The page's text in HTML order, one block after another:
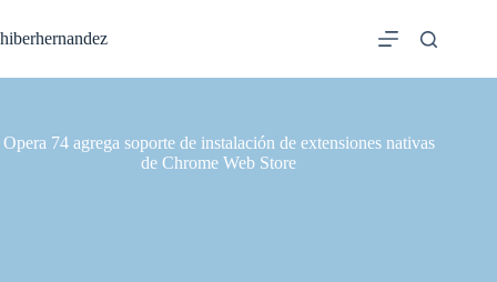
al
contenido
hiberhernandez
Opera 74 agrega soporte de instalación de extensiones nativas
de Chrome Web Store